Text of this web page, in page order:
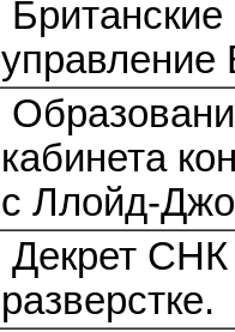
управление
кабинета
с Ллойд-
Декрет СНК
разверстке.